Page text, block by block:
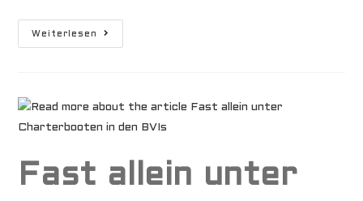
Weiterlesen
Lagoon
Fast allein unter